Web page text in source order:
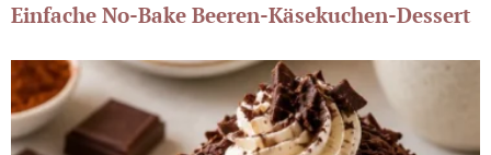
Einfache No-Bake Beeren-Käsekuchen-Dessert